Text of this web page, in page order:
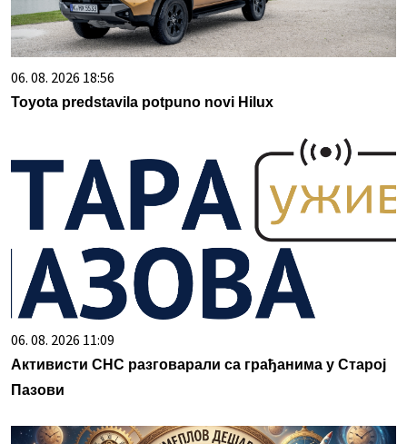
06. 08. 2026 18:56
Toyota predstavila potpuno novi Hilux
06. 08. 2026 11:09
Активисти СНС разговарали са грађанима у Старој
Пазови